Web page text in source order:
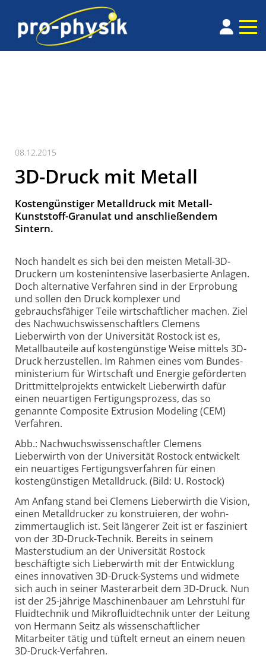
08.12.2015
3D-Druck mit Metall
Kostengünstiger Metalldruck mit Metall-
Kunststoff-Granulat und anschließendem
Sintern.
Noch handelt es sich bei den meisten Metall-3D-
Druckern um kosten­intensive laserbasierte Anlagen.
Doch alternative Verfahren sind in der Erprobung
und sollen den Druck komplexer und
gebrauchsfähiger Teile wirtschaftlicher machen. Ziel
des Nachwuchs­wissenschaftlers Clemens
Lieberwirth von der Universität Rostock ist es,
Metallbauteile auf kostengünstige Weise mittels 3D-
Druck herzustellen. Im Rahmen eines vom Bundes­
ministerium für Wirtschaft und Energie geförderten
Drittmittelprojekts entwickelt Lieberwirth dafür
einen neuartigen Fertigungs­prozess, das so
genannte Composite Extrusion Modeling (CEM)
Verfahren.
Abb.: Nachwuchswissenschaftler Clemens
Lieberwirth von der Universität Rostock entwickelt
ein neuartiges Fertigungsverfahren für einen
kostengünstigen Metalldruck. (Bild: U. Rostock)
Am Anfang stand bei Clemens Lieberwirth die Vision,
einen Metalldrucker zu konstruieren, der wohn­
zimmer­tauglich ist. Seit längerer Zeit ist er fasziniert
von der 3D-Druck-Technik. Bereits in seinem
Masterstudium an der Universität Rostock
beschäftigte sich Lieberwirth mit der Entwicklung
eines innovativen 3D-Druck-Systems und widmete
sich auch in seiner Masterarbeit dem 3D-Druck. Nun
ist der 25-jährige Maschinenbauer am Lehrstuhl für
Fluidtechnik und Mikrofluidtechnik unter der Leitung
von Hermann Seitz als wissen­schaftlicher
Mitarbeiter tätig und tüftelt erneut an einem neuen
3D-Druck-Verfahren.